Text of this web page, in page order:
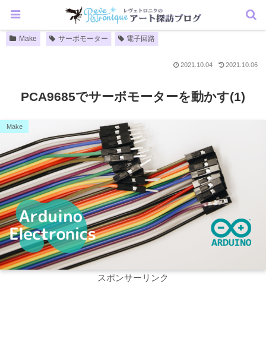
Make サーボモーター 電子回路
PCA9685でサーボモーターを動かす(1)
Make
2021.10.04 2021.10.06
スポンサーリンク